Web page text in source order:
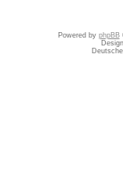
Powered by phpBB